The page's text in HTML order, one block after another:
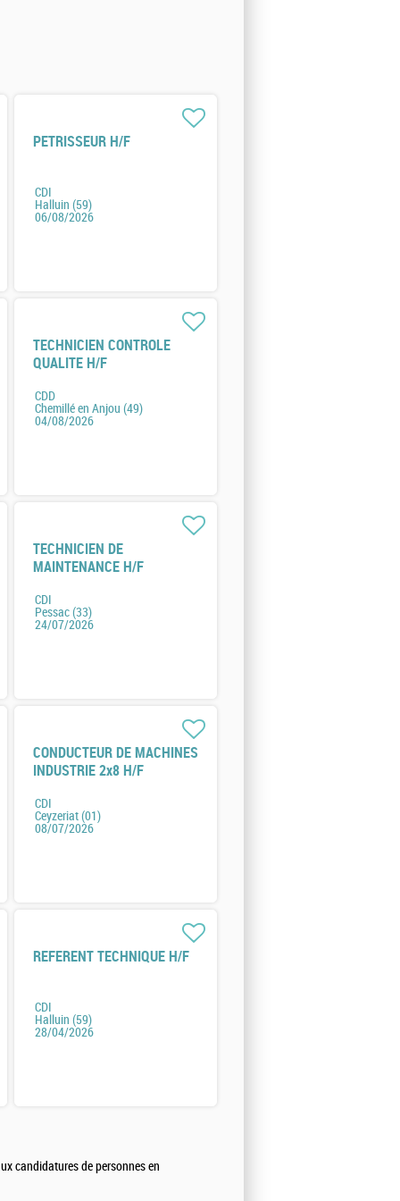
PETRISSEUR H/F
CDI
Halluin (59)
06/08/2026
TECHNICIEN CONTROLE
QUALITE H/F
CDD
Chemillé en Anjou (49)
04/08/2026
TECHNICIEN DE
MAINTENANCE H/F
CDI
Pessac (33)
24/07/2026
CONDUCTEUR DE MACHINES
INDUSTRIE 2x8 H/F
CDI
Ceyzeriat (01)
08/07/2026
REFERENT TECHNIQUE H/F
CDI
Halluin (59)
28/04/2026
candidatures de personnes en